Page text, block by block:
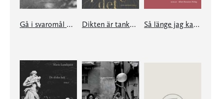
Gå i svaromål med havet Dikten är tanken som far genom hjärtat och spränger det Så länge jag kan minnas har jag varit ensam